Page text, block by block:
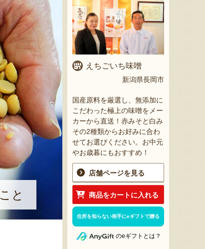
と
えちごいち味噌
新潟県長岡市
国産原料を厳選し、無添加に
こだわった極上の味噌をメー
カーから直送！赤みそと白み
その2種類からお好みに合わ
せてお選びください。お中元
やお歳暮にもおすすめ！
店舗ページを見る
商品をカートに入れる
住所を知らない相手にeギフトで贈る
のeギフトとは？